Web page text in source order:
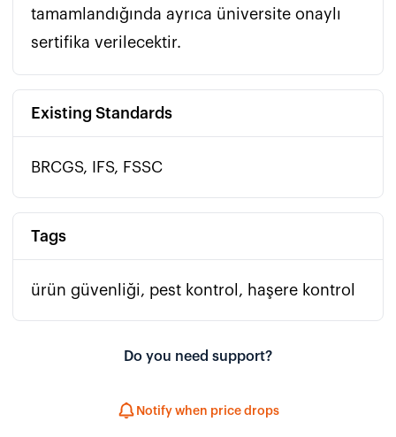
tamamlandığında ayrıca üniversite onaylı
sertifika verilecektir.
Existing Standards
BRCGS, IFS, FSSC
Tags
ürün güvenliği, pest kontrol, haşere kontrol
Do you need support?
Notify when price drops